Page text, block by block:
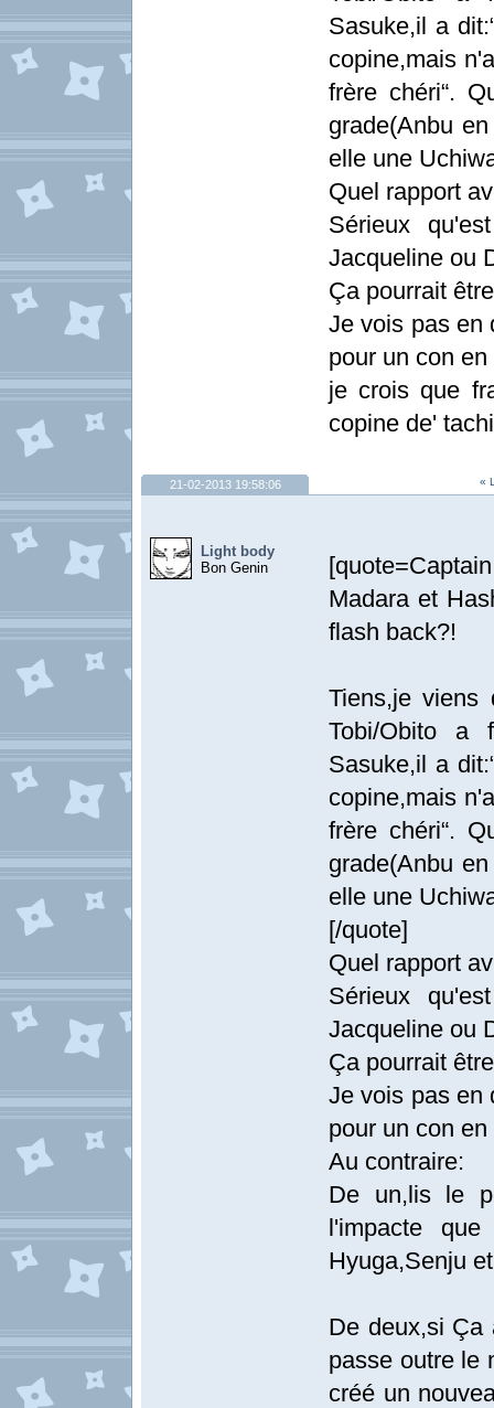
Sasuke,il a
copine,mais
frère chéri“.
grade(Anbu
elle une
Quel rapport
Sérieux
Jacqueline ou
Ça pourrait
Je vois pas en
pour un con
je crois que
copine de' tachi
«
21-02-2013 19:58:06
Light body
Bon Genin
Madara et
flash back?!
Tiens,je viens
Tobi/Obito a
Sasuke,il a
copine,mais
frère chéri“.
grade(Anbu
elle une
[/quote]
Quel rapport
Sérieux
Jacqueline ou
Ça pourrait
Je vois pas en
pour un con
Au contraire:
De un,lis le
l'impacte
Hyuga,Senju
De deux,si Ça
passe outre le
créé un